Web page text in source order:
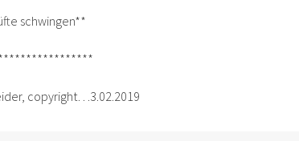
schwingen**
copyright…3.02.2019